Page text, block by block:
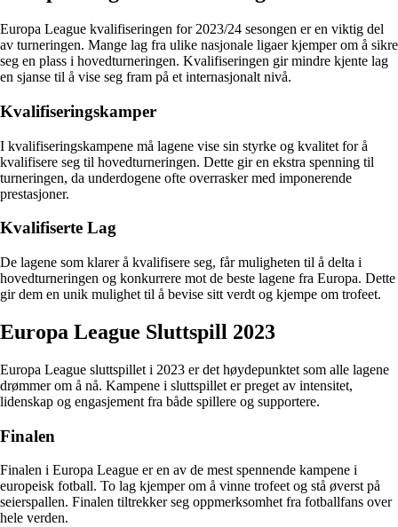
Europa League kvalifiseringen for 2023/24 sesongen er en viktig del
av turneringen. Mange lag fra ulike nasjonale ligaer kjemper om å sikre
seg en plass i hovedturneringen. Kvalifiseringen gir mindre kjente lag
en sjanse til å vise seg fram på et internasjonalt nivå.
Kvalifiseringskamper
I kvalifiseringskampene må lagene vise sin styrke og kvalitet for å
kvalifisere seg til hovedturneringen. Dette gir en ekstra spenning til
turneringen, da underdogene ofte overrasker med imponerende
prestasjoner.
Kvalifiserte Lag
De lagene som klarer å kvalifisere seg, får muligheten til å delta i
hovedturneringen og konkurrere mot de beste lagene fra Europa. Dette
gir dem en unik mulighet til å bevise sitt verdt og kjempe om trofeet.
Europa League Sluttspill 2023
Europa League sluttspillet i 2023 er det høydepunktet som alle lagene
drømmer om å nå. Kampene i sluttspillet er preget av intensitet,
lidenskap og engasjement fra både spillere og supportere.
Finalen
Finalen i Europa League er en av de mest spennende kampene i
europeisk fotball. To lag kjemper om å vinne trofeet og stå øverst på
seierspallen. Finalen tiltrekker seg oppmerksomhet fra fotballfans over
hele verden.